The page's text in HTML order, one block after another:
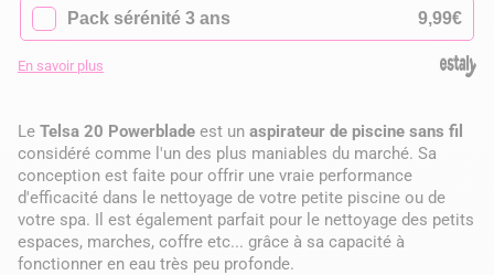
✓ Pack sérénité 3 ans 9,99€
En savoir plus
Le Telsa 20 Powerblade est un aspirateur de piscine sans fil
considéré comme l'un des plus maniables du marché. Sa
conception est faite pour offrir une vraie performance
d'efficacité dans le nettoyage de votre petite piscine ou de
votre spa. Il est également parfait pour le nettoyage des petits
espaces, marches, coffre etc... grâce à sa capacité à
fonctionner en eau très peu profonde.